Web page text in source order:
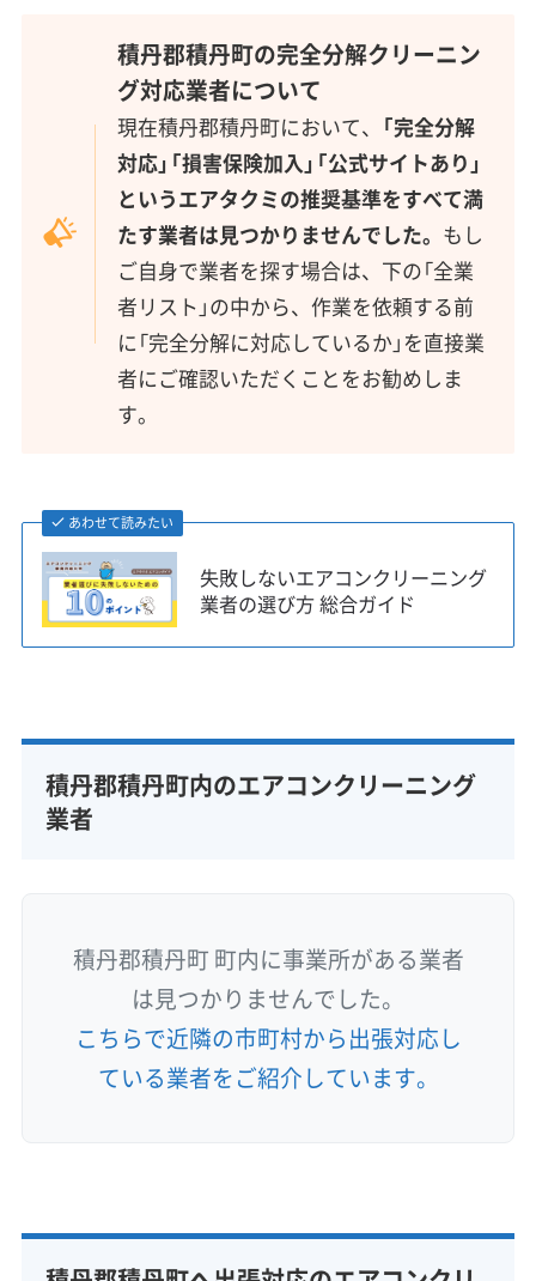
積丹郡積丹町の完全分解クリーニン
グ対応業者について
現在積丹郡積丹町において、 「完全分解
対応」「損害保険加入」「公式サイトあり」
というエアタクミの推奨基準をすべて満
たす業者は見つかりませんでした。 もし
ご自身で業者を探す場合は、下の「全業
者リスト」の中から、作業を依頼する前
に「完全分解に対応しているか」を直接業
者にご確認いただくことをお勧めしま
す。
あわせて読みたい
失敗しないエアコンクリーニング
業者の選び方 総合ガイド
積丹郡積丹町内のエアコンクリーニング
業者
積丹郡積丹町 町内に事業所がある業者
は見つかりませんでした。
こちらで近隣の市町村から出張対応し
ている業者をご紹介しています。